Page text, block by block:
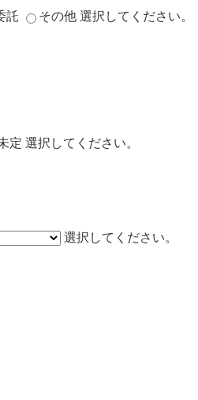
託 その他 選択してください。
定 選択してください。
選択してください。